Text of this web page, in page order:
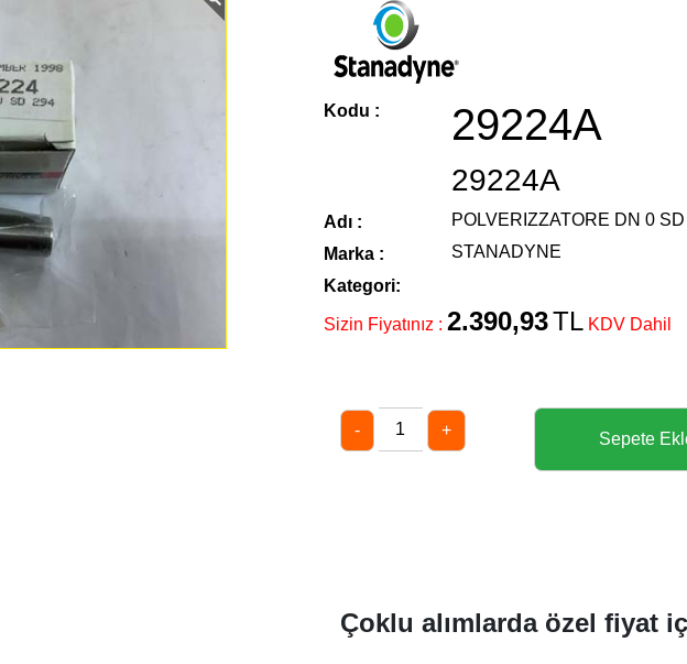
Kodu : 29224A
29224A
Adı :
POLVERIZZATORE DN 0
Marka :
STANADYNE
Kategori:
Sizin Fiyatınız : 2.390,93TL KDV Dahil
- +
Çoklu alımlarda özel fiyat